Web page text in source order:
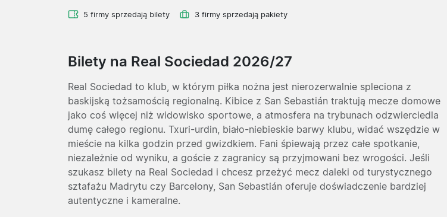
5 firmy sprzedają bilety 3 firmy sprzedają pakiety
Bilety na Real Sociedad 2026/27
Real Sociedad to klub, w którym piłka nożna jest nierozerwalnie spleciona z
baskijską tożsamością regionalną. Kibice z San Sebastián traktują mecze domowe
jako coś więcej niż widowisko sportowe, a atmosfera na trybunach odzwierciedla
dumę całego regionu. Txuri-urdin, biało-niebieskie barwy klubu, widać wszędzie w
mieście na kilka godzin przed gwizdkiem. Fani śpiewają przez całe spotkanie,
niezależnie od wyniku, a goście z zagranicy są przyjmowani bez wrogości. Jeśli
szukasz bilety na Real Sociedad i chcesz przeżyć mecz daleki od turystycznego
sztafażu Madrytu czy Barcelony, San Sebastián oferuje doświadczenie bardziej
autentyczne i kameralne.